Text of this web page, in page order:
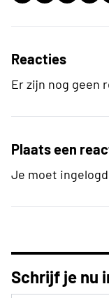
Reacties
Er zijn nog geen
Plaats een
Je moet
Schrijf je nu